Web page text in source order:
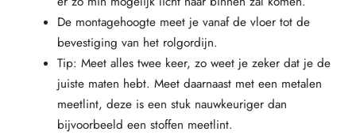
De montagehoogte meet je vanaf de vloer tot de
bevestiging van het rolgordijn.
Tip: Meet alles twee keer, zo weet je zeker dat je de
juiste maten hebt. Meet daarnaast met een metalen
meetlint, deze is een stuk nauwkeuriger dan
bijvoorbeeld een stoffen meetlint.